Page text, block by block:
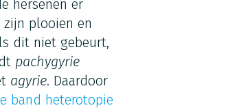
hersenen er
plooien en
dit niet gebeurt,
pachygyrie
agyrie. Daardoor
band heterotopie